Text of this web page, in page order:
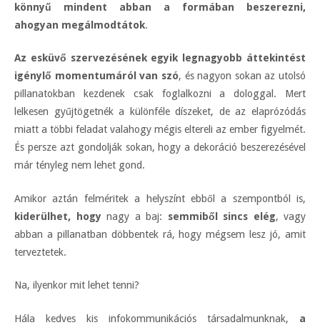
könnyű mindent abban a formában beszerezni,
ahogyan megálmodtátok.
Az esküvő szervezésének egyik legnagyobb áttekintést
igénylő momentumáról van szó, és nagyon sokan az utolsó
pillanatokban kezdenek csak foglalkozni a dologgal. Mert
lelkesen gyűjtögetnék a különféle díszeket, de az elaprózódás
miatt a többi feladat valahogy mégis eltereli az ember figyelmét.
És persze azt gondolják sokan, hogy a dekoráció beszerezésével
már tényleg nem lehet gond.
Amikor aztán felméritek a helyszínt ebből a szempontból is,
kiderülhet, hogy nagy a baj: semmiből sincs elég, vagy
abban a pillanatban döbbentek rá, hogy mégsem lesz jó, amit
terveztetek.
Na, ilyenkor mit lehet tenni?
Hála kedves kis infokommunikációs társadalmunknak, a